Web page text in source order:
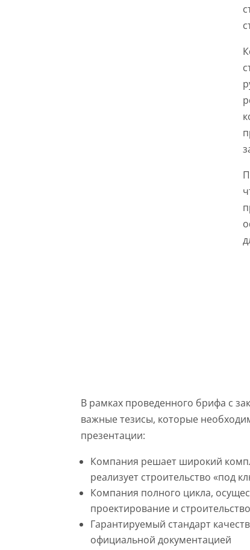
В рамках проведенного брифа с
важные тезисы, которые
презентации:
Компания решает широкий
реализует строительство «под
Компания полного цикла,
проектирование и
Гарантируемый стандарт
официальной документацией